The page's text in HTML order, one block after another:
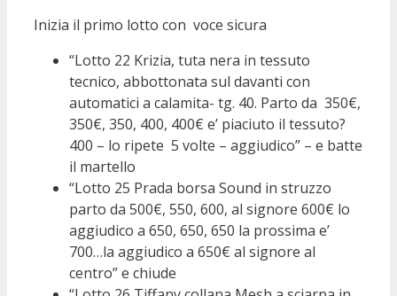
Inizia il primo lotto con voce sicura
“Lotto 22 Krizia, tuta nera in tessuto
tecnico, abbottonata sul davanti con
automatici a calamita- tg. 40. Parto da 350€,
350€, 350, 400, 400€ e’ piaciuto il tessuto?
400 – lo ripete 5 volte – aggiudico” – e batte
il martello
“Lotto 25 Prada borsa Sound in struzzo
parto da 500€, 550, 600, al signore 600€ lo
aggiudico a 650, 650, 650 la prossima e’
700…la aggiudico a 650€ al signore al
centro” e chiude